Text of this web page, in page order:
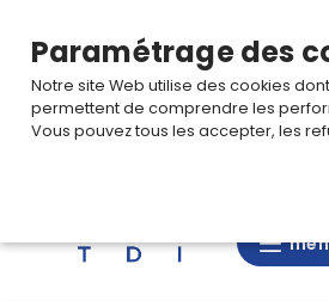
Paramétrage des
Notre site Web utilise des cookies
permettent de comprendre les
Vous pouvez tous les accepter, les